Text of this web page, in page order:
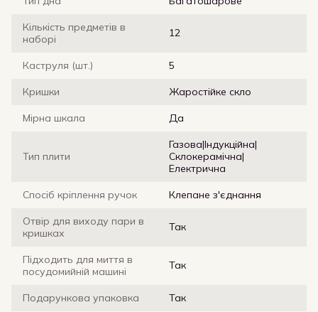
Кількість предметів в
наборі
12
Каструля (шт.) 5
Кришки Жаростійке скло
Мірна шкала Да
Тип плити
Газова|Індукційна|
Склокерамічна|
Електрична
Спосіб кріплення ручок Клепане з'єднання
Отвір для виходу пари в
кришках
Так
Підходить для миття в
посудомийній машині
Так
Подарункова упаковка Так